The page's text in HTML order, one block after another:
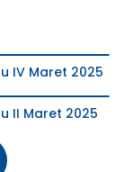
IV Maret 2025
II Maret 2025